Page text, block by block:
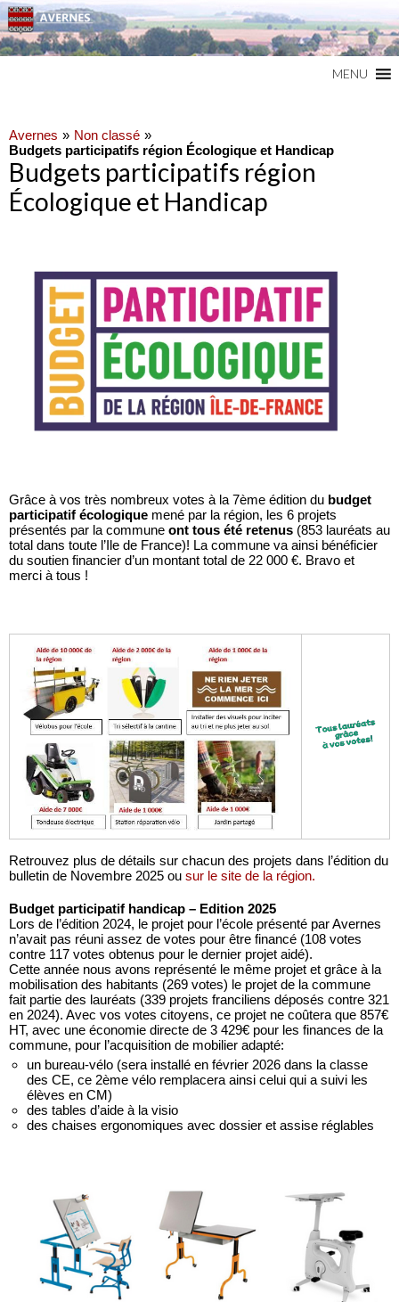
MENU
Avernes
Non classé
Budgets participatifs région Écologique et Handicap
Budgets participatifs région
Écologique et Handicap
Grâce à vos très nombreux votes à la 7ème édition du budget
participatif écologique mené par la région, les 6 projets
présentés par la commune ont tous été retenus (853 lauréats au
total dans toute l’Ile de France)! La commune va ainsi bénéficier
du soutien financier d’un montant total de 22 000 €. Bravo et
merci à tous !
Retrouvez plus de détails sur chacun des projets dans l’édition du
bulletin de Novembre 2025 ou sur le site de la région.
Budget participatif handicap – Edition 2025
Lors de l’édition 2024, le projet pour l’école présenté par Avernes
n’avait pas réuni assez de votes pour être financé (108 votes
contre 117 votes obtenus pour le dernier projet aidé).
Cette année nous avons représenté le même projet et grâce à la
mobilisation des habitants (269 votes) le projet de la commune
fait partie des lauréats (339 projets franciliens déposés contre 321
en 2024). Avec vos votes citoyens, ce projet ne coûtera que 857€
HT, avec une économie directe de 3 429€ pour les finances de la
commune, pour l’acquisition de mobilier adapté:
un bureau-vélo (sera installé en février 2026 dans la classe
des CE, ce 2ème vélo remplacera ainsi celui qui a suivi les
élèves en CM)
des tables d’aide à la visio
des chaises ergonomiques avec dossier et assise réglables